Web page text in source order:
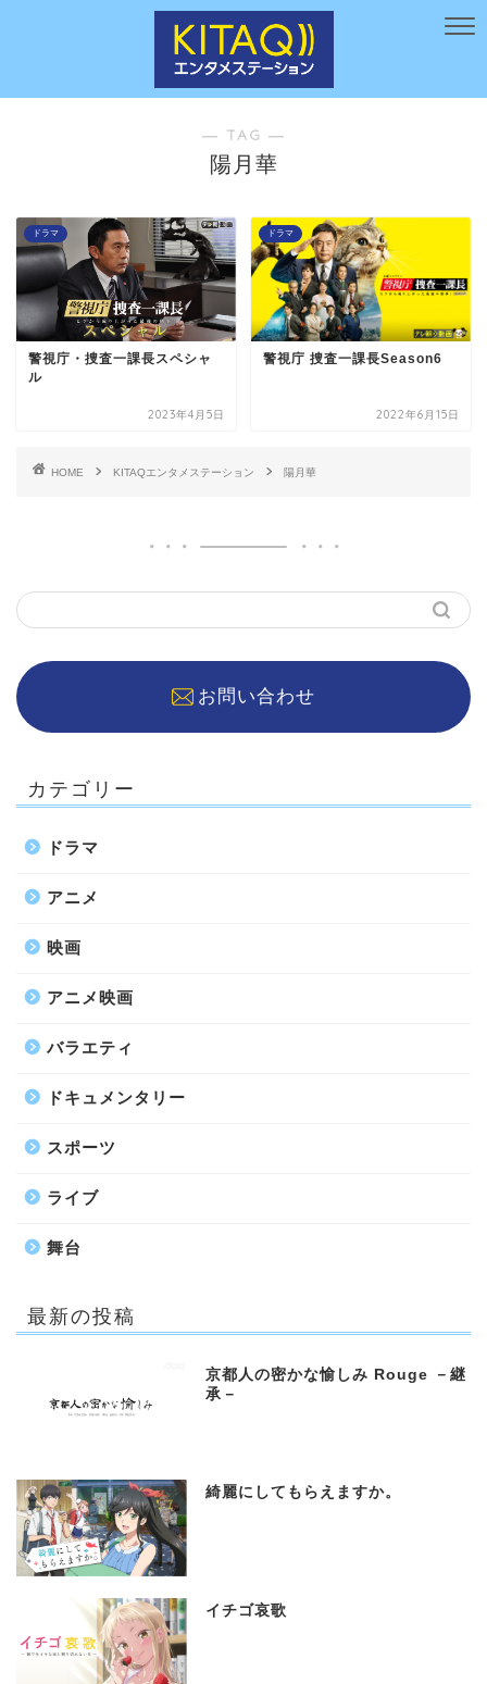
― TAG ―
陽月華
ドラマ
警視庁・捜査一課長スペシャ
ル
2023年4月5日
ドラマ
警視庁 捜査一課長Season6
2022年6月15日
HOME KITAQエンタメステーション 陽月華
お問い合わせ
カテゴリー
ドラマ
アニメ
映画
アニメ映画
バラエティ
ドキュメンタリー
スポーツ
ライブ
舞台
最新の投稿
京都人の密かな愉しみ Rouge －継
承－
綺麗にしてもらえますか。
イチゴ哀歌